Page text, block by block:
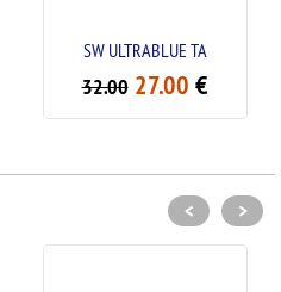
SW ULTRABLUE TA
27.00€
< >